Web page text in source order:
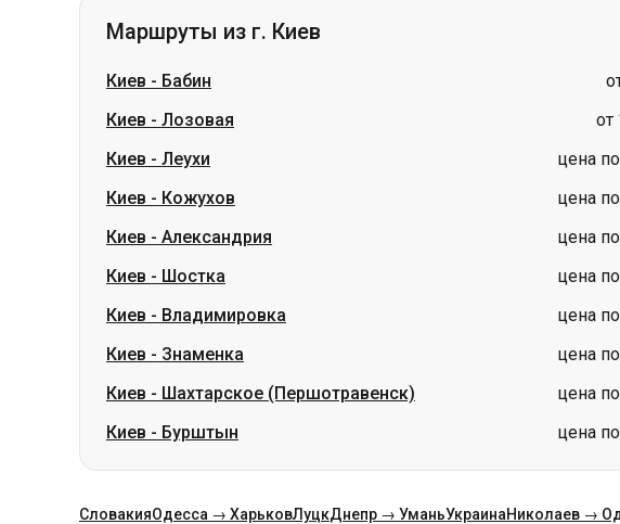
Маршруты из г. Киев
Киев - Бабин
Киев - Лозовая
от
Киев - Леухи
цена
Киев - Кожухов
цена
Киев - Александрия
цена
Киев - Шостка
цена
Киев - Владимировка
цена
Киев - Знаменка
цена
Киев - Шахтарское (Першотравенск)
цена
Киев - Бурштын цена
СловакияОдесса → ХарьковЛуцкДнепр → УманьУкраинаНиколаев →